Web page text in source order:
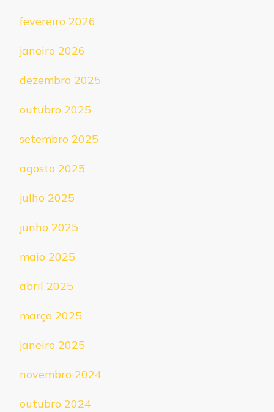
fevereiro 2026
janeiro 2026
dezembro 2025
outubro 2025
setembro 2025
agosto 2025
julho 2025
junho 2025
maio 2025
abril 2025
março 2025
janeiro 2025
novembro 2024
outubro 2024